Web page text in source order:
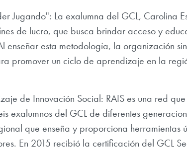
Jugando": La exalumna del GCL, Carolina
de lucro, que busca brindar acceso y
enseñar esta metodología, la organización
promover un ciclo de aprendizaje en la
de Innovación Social: RAIS es una red
exalumnos del GCL de diferentes
que enseña y proporciona herramientas
En 2015 recibió la certificación del GCL